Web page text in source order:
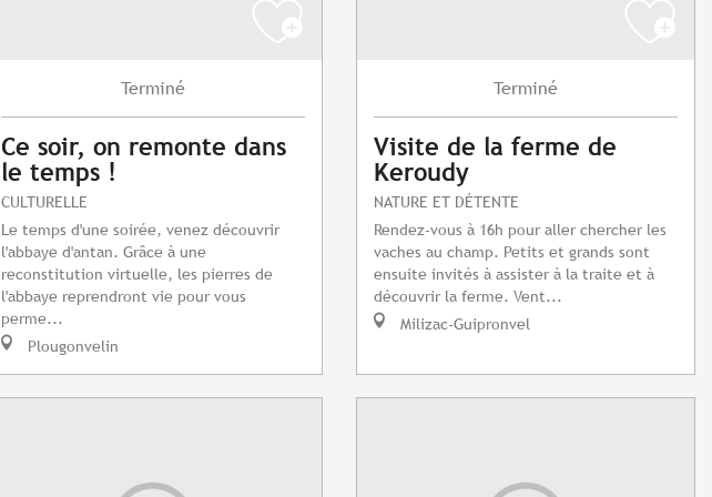
Terminé
Ce soir, on remonte dans
le temps !
CULTURELLE
Le temps d'une soirée, venez découvrir
l'abbaye d'antan. Grâce à une
reconstitution virtuelle, les pierres de
l'abbaye reprendront vie pour vous
perme...
Plougonvelin
Terminé
Visite de la ferme de
Keroudy
NATURE ET DÉTENTE
Rendez-vous à 16h pour aller chercher les
vaches au champ. Petits et grands sont
ensuite invités à assister à la traite et à
découvrir la ferme. Vent...
Milizac-Guipronvel